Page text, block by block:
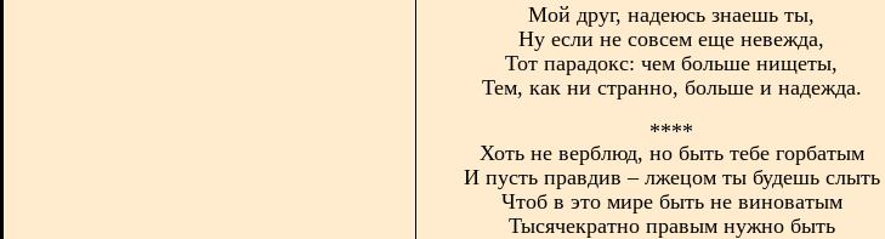
Мой друг, надеюсь знаешь ты,
Ну если не совсем еще невежда,
Тот парадокс: чем больше нищеты,
Тем, как ни странно, больше и надежда.
****
Хоть не верблюд, но быть тебе горбатым
И пусть правдив – лжецом ты будешь слыть
Чтоб в это мире быть не виноватым
Тысячекратно правым нужно быть